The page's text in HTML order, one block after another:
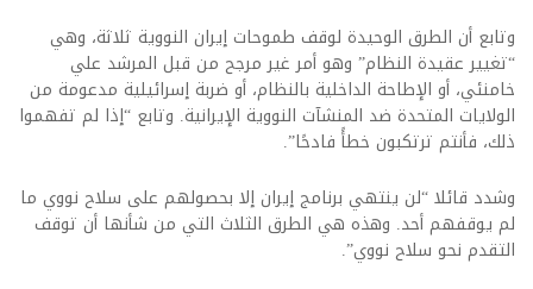
وتابع أن الطرق الوحيدة لوقف طموحات إيران النووية ثلاثة، وهي
“تغيير عقيدة النظام” وهو أمر غير مرجح من قبل المرشد علي
خامنئي، أو الإطاحة الداخلية بالنظام، أو ضربة إسرائيلية مدعومة من
الولايات المتحدة ضد المنشآت النووية الإيرانية. وتابع “إذا لم تفهموا
ذلك، فأنتم ترتكبون خطأً فادحًا”.
وشدد قائلا “لن ينتهي برنامج إيران إلا بحصولهم على سلاح نووي ما
لم يوقفهم أحد. وهذه هي الطرق الثلاث التي من شأنها أن توقف
التقدم نحو سلاح نووي”.